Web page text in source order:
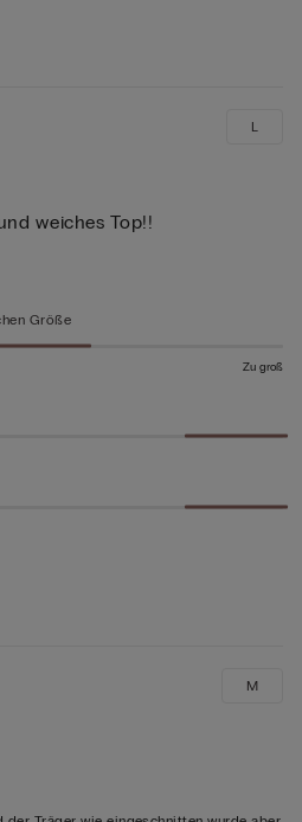
weiches Top!!
L
Größe
Zu groß
M